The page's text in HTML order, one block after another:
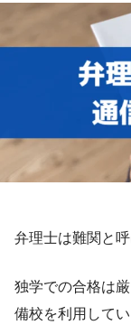
弁理士は難関と
独学での合格は
備校を利用してい